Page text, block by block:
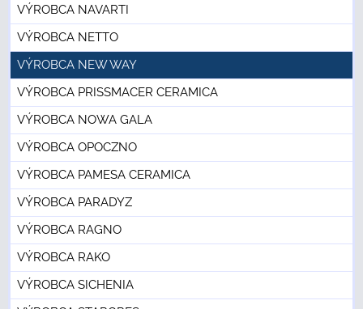
VÝROBCA NAVARTI
VÝROBCA NETTO
VÝROBCA NEW WAY
VÝROBCA PRISSMACER CERAMICA
VÝROBCA NOWA GALA
VÝROBCA OPOCZNO
VÝROBCA PAMESA CERAMICA
VÝROBCA PARADYZ
VÝROBCA RAGNO
VÝROBCA RAKO
VÝROBCA SICHENIA